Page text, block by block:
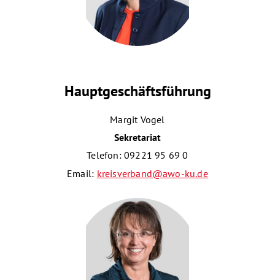
Hauptgeschäftsführung
Margit Vogel
Sekretariat
Telefon: 09221 95 69 0
Email: kreisverband@awo-ku.de